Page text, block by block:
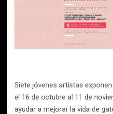
Siete jóvenes artistas
el 16 de octubre al 11 de
ayudar a mejorar la vida de